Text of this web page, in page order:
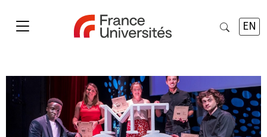
EN